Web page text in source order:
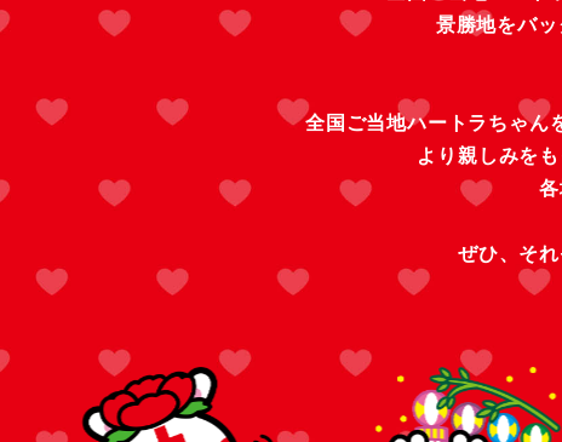
景勝地をバ
全国ご当地ハートラちゃん
より親しみを
ぜひ、そ